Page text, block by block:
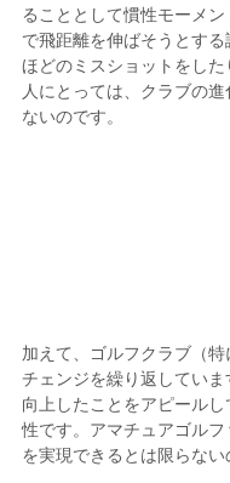
ることとして慣性モーメ
で飛距離を伸ばそうとす
ほどのミスショットをし
人にとっては、クラブの
ないのです。
加えて、ゴルフクラブ（
チェンジを繰り返してい
向上したことをアピール
性です。アマチュアゴル
を実現できるとは限らない